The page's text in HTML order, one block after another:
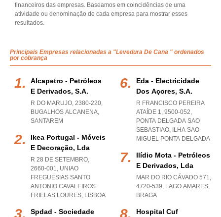
financeiros das empresas. Baseamos em coincidências de uma
atividade ou denominação de cada empresa para mostrar esses
resultados.
Principais Empresas relacionadas a "Levedura De Cana " ordenados
por cobrança
Alcapetro - Petróleos
E Derivados, S.a.
R DO MARUJO, 2380-220,
BUGALHOS ALCANENA,
SANTAREM
Ikea Portugal - Móveis
E Decoração, Lda
R 28 DE SETEMBRO,
2660-001, UNIAO
FREGUESIAS SANTO
ANTONIO CAVALEIROS
FRIELAS LOURES, LISBOA
Spdad - Sociedade
Eda - Electricidade
Dos Açores, S.a.
R FRANCISCO PEREIRA
ATAÍDE 1, 9500-052,
PONTA DELGADA SAO
SEBASTIAO, ILHA SAO
MIGUEL PONTA DELGADA
Ilídio Mota - Petróleos
E Derivados, Lda
MAR DO RIO CÁVADO 571,
4720-539, LAGO AMARES,
BRAGA
Hospital Cuf